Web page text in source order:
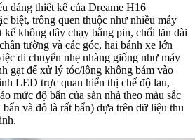
dáng thiết kế của Dreame H16
biệt, trông quen thuộc như nhiều máy
kế không dây chạy bằng pin, chổi lăn dài
tường và các góc, hai bánh xe lớn
di chuyển nhẹ nhàng giống như máy
gạt để xử lý tóc/lông không bám vào
LED trực quan hiển thị chế độ lau,
mức độ bẩn của sàn nhà theo màu sắc
bẩn và đỏ là rất bẩn) dựa trên dữ liệu thu